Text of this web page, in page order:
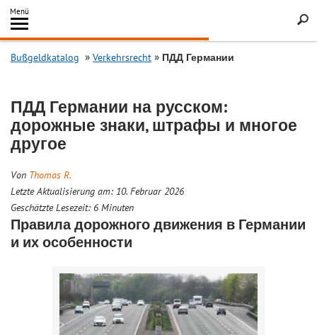
Inhalt
springen
Menü
Search
Bußgeldkatalog Verkehrsrecht ПДД Германии
ПДД Германии на русском:
дорожные знаки, штрафы и многое
другое
Von Thomas R.
Letzte Aktualisierung am: 10. Februar 2026
Geschätzte Lesezeit: 6 Minuten
Правила дорожного движения в Германии
и их особенности